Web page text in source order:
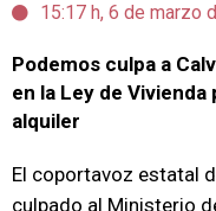
15:17 h, 6 de marzo
Podemos culpa a
en la Ley de
alquiler
El coportavoz estatal
culpado al Ministerio